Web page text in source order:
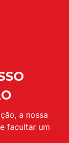
a nossa
facultar um